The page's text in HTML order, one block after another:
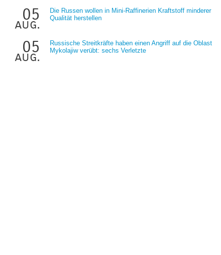
05
aug.
Die Russen wollen in Mini-Raffinerien Kraftstoff minderer
Qualität herstellen
05
aug.
Russische Streitkräfte haben einen Angriff auf die Oblast
Mykolajiw verübt: sechs Verletzte